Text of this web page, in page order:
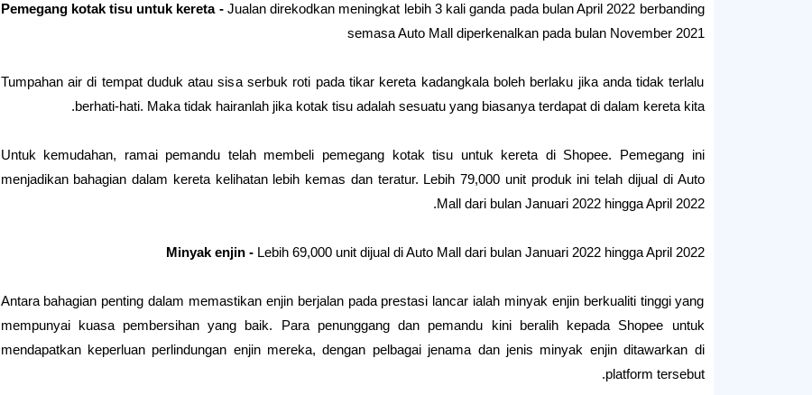
Pemegang kotak tisu untuk kereta -Jualan direkodkan meningkat lebih 3 kali ganda pada bulan April 2022 berbanding
semasa Auto Mall diperkenalkan pada bulan November 2021
Tumpahan air di tempat duduk atau sisa serbuk roti pada tikar kereta kadangkala boleh berlaku jika anda tidak terlalu
berhati-hati. Maka tidak hairanlah jika kotak tisu adalah sesuatu yang biasanya terdapat di dalam kereta kita.
Untuk kemudahan, ramai pemandu telah membeli pemegang kotak tisu untuk kereta di Shopee. Pemegang ini
menjadikan bahagian dalam kereta kelihatan lebih kemas dan teratur. Lebih 79,000 unit produk ini telah dijual di Auto
Mall dari bulan Januari 2022 hingga April 2022.
Minyak enjin -Lebih 69,000 unit dijual di Auto Mall dari bulan Januari 2022 hingga April 2022
Antara bahagian penting dalam memastikan enjin berjalan pada prestasi lancar ialah minyak enjin berkualiti tinggi yang
mempunyai kuasa pembersihan yang baik. Para penunggang dan pemandu kini beralih kepada Shopee untuk
mendapatkan keperluan perlindungan enjin mereka, dengan pelbagai jenama dan jenis minyak enjin ditawarkan di
platform tersebut.